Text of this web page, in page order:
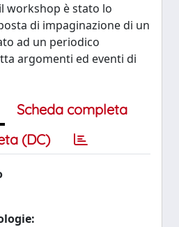
workshop è stato lo
di impaginazione di un
ad un periodico
argomenti ed eventi di
Scheda completa
(DC)